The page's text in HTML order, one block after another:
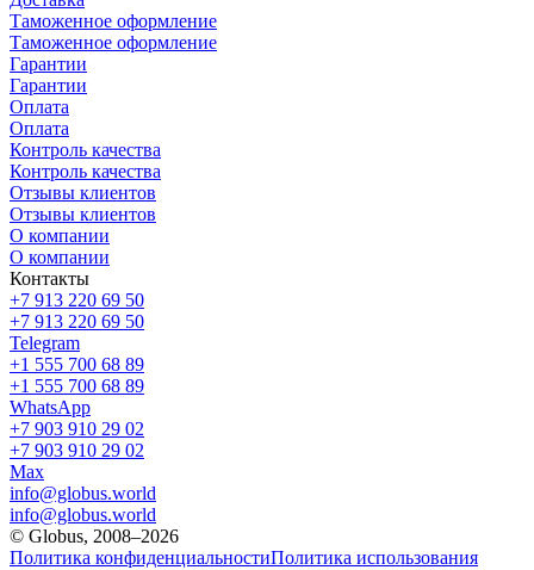
Таможенное оформление
Таможенное оформление
Гарантии
Гарантии
Оплата
Оплата
Контроль качества
Контроль качества
Отзывы клиентов
Отзывы клиентов
О компании
О компании
Контакты
+7 913 220 69 50
+7 913 220 69 50
Telegram
+1 555 700 68 89
+1 555 700 68 89
WhatsApp
+7 903 910 29 02
+7 903 910 29 02
Max
info@globus.world
info@globus.world
© Globus, 2008–2026
Политика конфиденциальностиПолитика использования